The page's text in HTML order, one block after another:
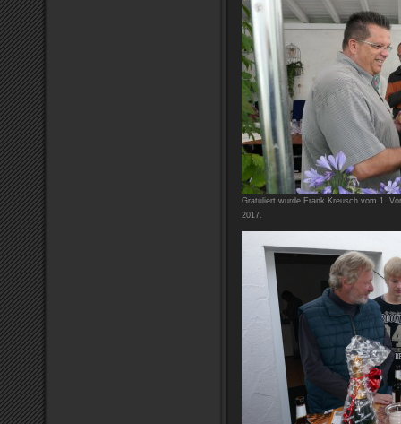
Gratuliert wurde Frank Kreusch vom 1.
2017.